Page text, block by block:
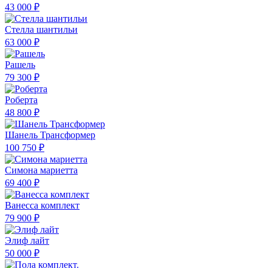
43 000 ₽
Стелла шантильи
63 000 ₽
Рашель
79 300 ₽
Роберта
48 800 ₽
Шанель Трансформер
100 750 ₽
Симона мариетта
69 400 ₽
Ванесса комплект
79 900 ₽
Элиф лайт
50 000 ₽